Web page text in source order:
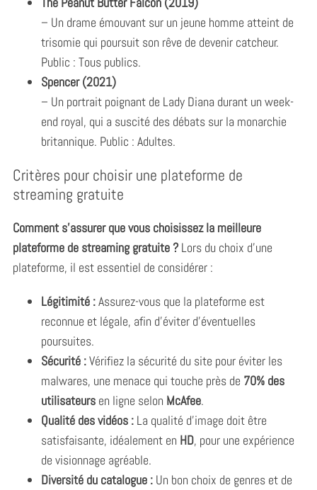
– Un drame émouvant sur un jeune homme atteint de
trisomie qui poursuit son rêve de devenir catcheur.
Public : Tous publics.
Spencer (2021)
– Un portrait poignant de Lady Diana durant un week-
end royal, qui a suscité des débats sur la monarchie
britannique. Public : Adultes.
Critères pour choisir une plateforme de
streaming gratuite
Comment s’assurer que vous choisissez la meilleure
plateforme de streaming gratuite ?Lors du choix d’une
plateforme, il est essentiel de considérer :
Légitimité :Assurez-vous que la plateforme est
reconnue et légale, afin d’éviter d’éventuelles
poursuites.
Sécurité :Vérifiez la sécurité du site pour éviter les
malwares, une menace qui touche près de 70% des
utilisateursen ligne selon McAfee.
Qualité des vidéos :La qualité d’image doit être
satisfaisante, idéalement en HD, pour une expérience
de visionnage agréable.
Diversité du catalogue :Un bon choix de genres et de